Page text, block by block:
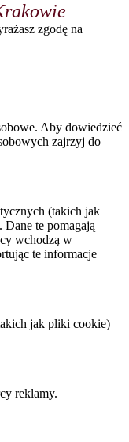
zgodę na
Aby dowiedzieć
zajrzyj do
(takich jak
te pomagają
wchodzą w
te informacje
jak pliki cookie)
reklamy.